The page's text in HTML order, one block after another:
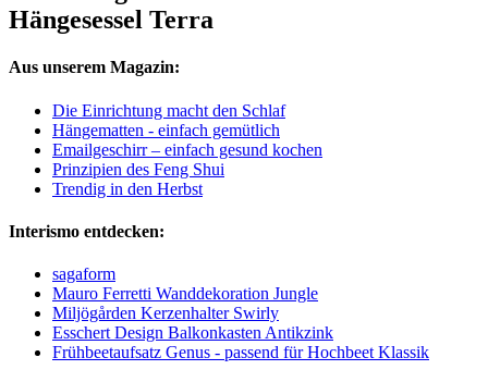
Hängesessel Terra
Aus unserem Magazin:
Die Einrichtung macht den Schlaf
Hängematten - einfach gemütlich
Emailgeschirr – einfach gesund kochen
Prinzipien des Feng Shui
Trendig in den Herbst
Interismo entdecken:
sagaform
Mauro Ferretti Wanddekoration Jungle
Miljögården Kerzenhalter Swirly
Esschert Design Balkonkasten Antikzink
Frühbeetaufsatz Genus - passend für Hochbeet Klassik